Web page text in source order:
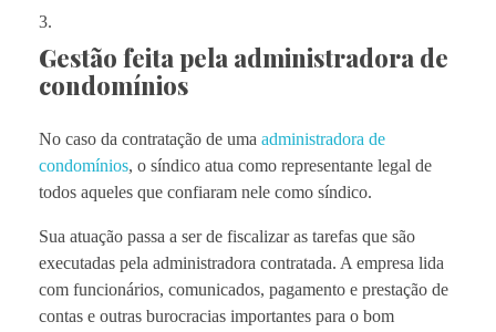
Gestão feita pela administradora de
condomínios
No caso da contratação de uma administradora de
condomínios, o síndico atua como representante legal de
todos aqueles que confiaram nele como síndico.
Sua atuação passa a ser de fiscalizar as tarefas que são
executadas pela administradora contratada. A empresa lida
com funcionários, comunicados, pagamento e prestação de
contas e outras burocracias importantes para o bom